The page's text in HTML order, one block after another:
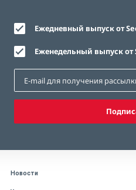
Ежедневный выпуск от
Еженедельный выпуск от
Новости